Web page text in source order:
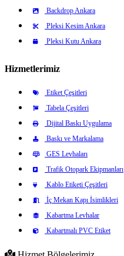
Backdrop Ankara
Pleksi Kesim Ankara
Pleksi Kutu Ankara
Hizmetlerimiz
Etiket Çeşitleri
Tabela Çeşitleri
Dijital Baskı Uygulama
Baskı ve Markalama
GES Levhaları
Trafik Otopark Ekipmanları
Kablo Etiketi Çeşitleri
İç Mekan Kapı İsimlikleri
Kabartma Levhalar
Kabartmalı PVC Etiket